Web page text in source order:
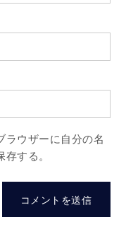
ラウザーに自分の名
する。